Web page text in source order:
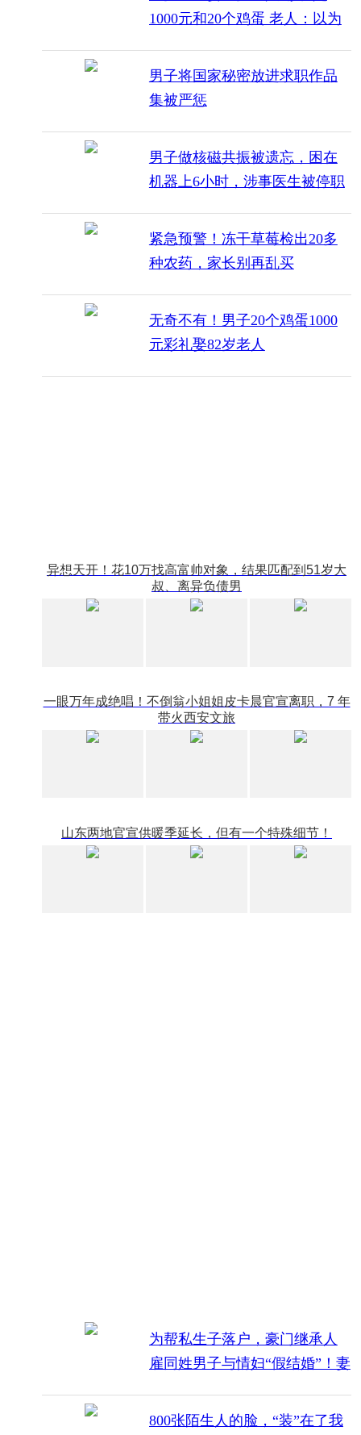
1000元和20个鸡蛋 老人：以为
男子将国家秘密放进求职作品
集被严惩
男子做核磁共振被遗忘，困在
机器上6小时，涉事医生被停职
紧急预警！冻干草莓检出20多
种农药，家长别再乱买
无奇不有！男子20个鸡蛋1000
元彩礼娶82岁老人
异想天开！花10万找高富帅对象，结果匹配到51岁大
叔、离异负债男
一眼万年成绝唱！不倒翁小姐姐皮卡晨官宣离职，7 年
带火西安文旅
山东两地官宣供暖季延长，但有一个特殊细节！
为帮私生子落户，豪门继承人
雇同姓男子与情妇“假结婚”！妻
800张陌生人的脸，“装”在了我